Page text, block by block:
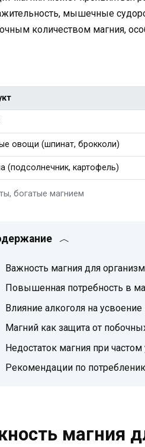
мышечные
количеством магния,
богатые магнием
овощи (шпинат, брокколи)
(подсолнечник, картофель)
Важность магния для
Повышенная потребность в
Влияние алкоголя на усвоение
Магний как защита от
Недостаток магния при
Рекомендации по
магния